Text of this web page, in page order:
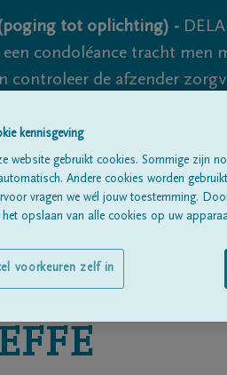
tot oplichting) -
condoléance tracht men
controleer de afzender
nooit volledig uit te
kennisgeving
website gebruikt cookies. Sommige zijn
Andere cookies worden
vragen we wél jouw toestemming.
het opslaan van alle cookies op uw
voorkeuren zelf in